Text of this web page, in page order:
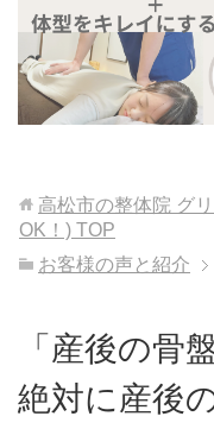
高松市の整体院 グ
OK！) TOP
お客様の声と紹介
「産後の骨
絶対に産後